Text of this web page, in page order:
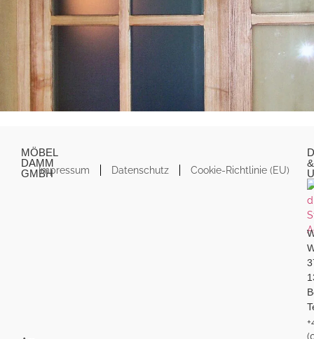
MÖBEL
DAMM
GMBHImpressum Datenschutz Cookie-Richtlinie (EU)
&